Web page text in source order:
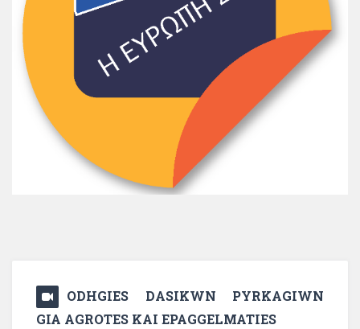
ODHGIES DASIKWN PYRKAGIWN
GIA AGROTES KAI EPAGGELMATIES